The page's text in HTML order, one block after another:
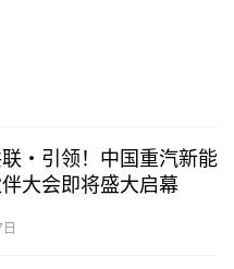
・引领！中国重汽新能
大会即将盛大启幕